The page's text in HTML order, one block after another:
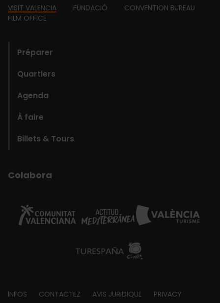
Footer
VISIT VALENCIA FUNDACIÓ
CONVENTION BUREAU
FILM OFFICE
Préparer
Quartiers
Agenda
À faire
Billets & Tours
Colabora
Footer
INFOS CONTACTEZ AVIS JURIDIQUE PRIVACY